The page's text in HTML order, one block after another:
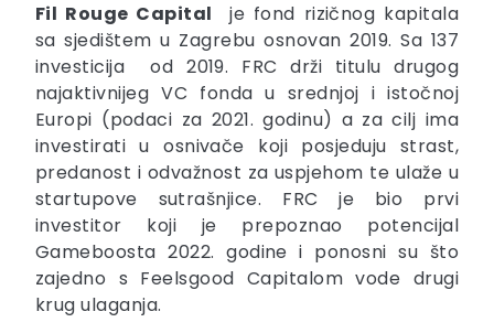
Fil Rouge Capital je fond rizičnog kapitala
sa sjedištem u Zagrebu osnovan 2019. Sa 137
investicija od 2019. FRC drži titulu drugog
najaktivnijeg VC fonda u srednjoj i istočnoj
Europi (podaci za 2021. godinu) a za cilj ima
investirati u osnivače koji posjeduju strast,
predanost i odvažnost za uspjehom te ulaže u
startupove sutrašnjice. FRC je bio prvi
investitor koji je prepoznao potencijal
Gameboosta 2022. godine i ponosni su što
zajedno s Feelsgood Capitalom vode drugi
krug ulaganja.